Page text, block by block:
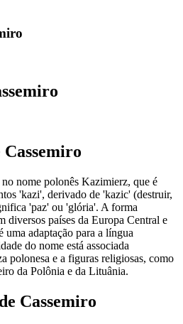
Cassemiro
nome polonês Kazimierz, que é
'kazi', derivado de 'kazic' (destruir,
'paz' ou 'glória'. A forma
diversos países da Europa Central e
uma adaptação para a língua
do nome está associada
polonesa e a figuras religiosas, como
da Polônia e da Lituânia.
de Cassemiro